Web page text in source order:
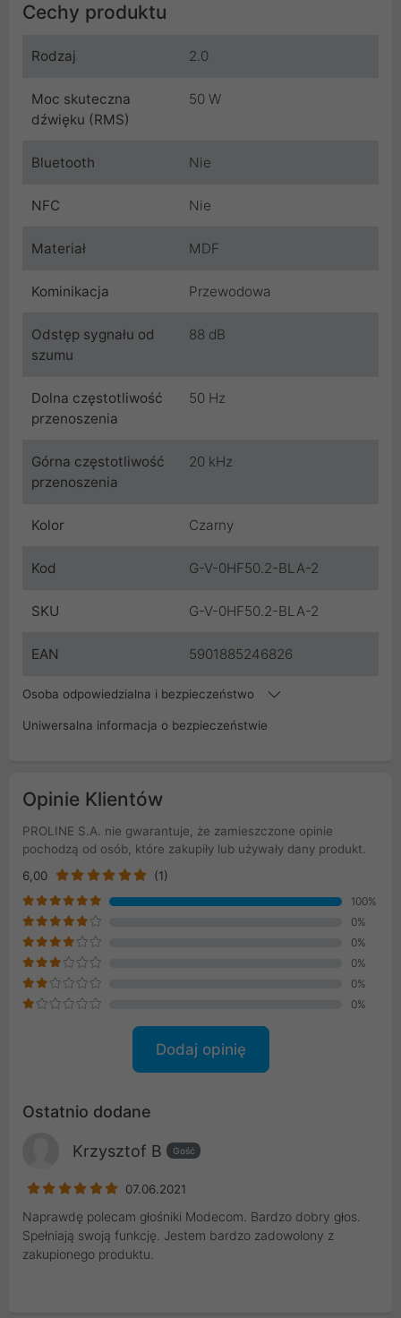
Cechy produktu
Rodzaj 2.0
Moc skuteczna
dźwięku (RMS)
50 W
Bluetooth Nie
NFC Nie
Materiał MDF
Kominikacja Przewodowa
Odstęp sygnału od
szumu
88 dB
Dolna częstotliwość
przenoszenia
50 Hz
Górna częstotliwość
przenoszenia
20 kHz
Kolor Czarny
Kod G-V-0HF50.2-BLA-2
SKU G-V-0HF50.2-BLA-2
EAN 5901885246826
Osoba odpowiedzialna i bezpieczeństwo
Uniwersalna informacja o bezpieczeństwie
Opinie Klientów
PROLINE S.A. nie gwarantuje, że zamieszczone opinie
pochodzą od osób, które zakupiły lub używały dany produkt.
6,00
(1)
100%
0%
0%
0%
0%
0%
Dodaj opinię
Ostatnio dodane
Krzysztof B Gość
07.06.2021
Naprawdę polecam głośniki Modecom. Bardzo dobry głos.
Spełniają swoją funkcję. Jestem bardzo zadowolony z
zakupionego produktu.